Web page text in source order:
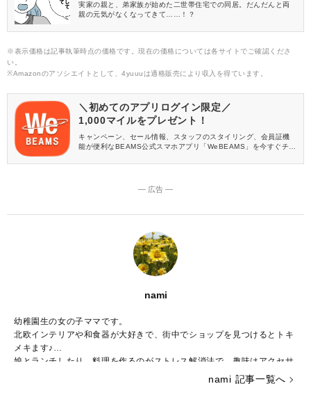
実家の親と、弟家族が始めた二世帯住宅での同居。だんだんと両
親の元気がなくなってきて……！？
※表示価格は記事執筆時点の価格です。現在の価格については各サイトでご確認くださ
い。
※Amazonのアソシエイトとして、4yuuuは適格販売により収入を得ています。
＼初めてのアプリログイン限定／
1,000マイルをプレゼント！
キャンペーン、セール情報、スタッフのスタイリング、会員証機
能が便利なBEAMS公式スマホアプリ「WeBEAMS」を今すぐチェ
― 広告 ―
nami
幼稚園生の女の子ママです。
北欧インテリアや和食器が大好きで、街中でショップを見つけるとトキ
メキます♪
娘とランチしたり、料理を作るのがストレス解消法で、趣味はアクセサ
子ども用やペット用のアクセサリーを販売しつつ、いつかは大型犬と一
nami 記事一覧へ